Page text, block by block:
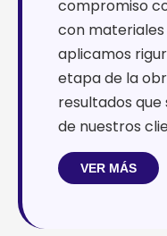
compromiso
con
aplicamos
etapa de la
resultados
de nuestros
VER MÁS